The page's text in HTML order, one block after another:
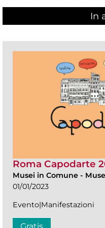
In
Roma Capodarte
Musei in Comune -
01/01/2023
Evento|Manifestazioni